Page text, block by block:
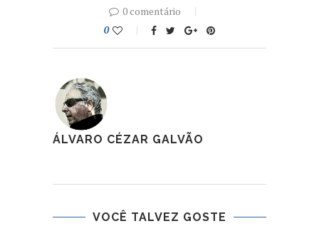
0 comentário
0
ÁLVARO CÉZAR GALVÃO
VOCÊ TALVEZ GOSTE